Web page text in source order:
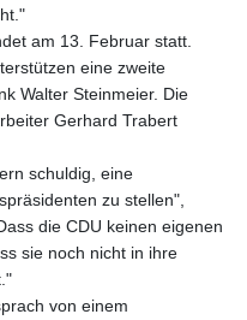
am 13. Februar statt.
eine zweite
Walter Steinmeier. Die
Gerhard Trabert
schuldig, eine
zu stellen",
die CDU keinen eigenen
sie noch nicht in ihre
von einem